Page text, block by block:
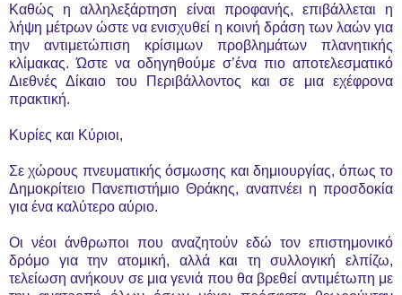
Καθώς η αλληλεξάρτηση είναι προφανής, επιβάλλεται η
λήψη μέτρων ώστε να ενισχυθεί η κοινή δράση των λαών για
την αντιμετώπιση κρίσιμων προβλημάτων πλανητικής
κλίμακας. Ώστε να οδηγηθούμε σ’ένα πιο αποτελεσματικό
Διεθνές Δίκαιο του Περιβάλλοντος και σε μια εχέφρονα
πρακτική.
Κυρίες και Κύριοι,
Σε χώρους πνευματικής όσμωσης και δημιουργίας, όπως το
Δημοκρίτειο Πανεπιστήμιο Θράκης, αναπνέει η προσδοκία
για ένα καλύτερο αύριο.
Οι νέοι άνθρωποι που αναζητούν εδώ τον επιστημονικό
δρόμο για την ατομική, αλλά και τη συλλογική ελπίζω,
τελείωση ανήκουν σε μια γενιά που θα βρεθεί αντιμέτωπη με